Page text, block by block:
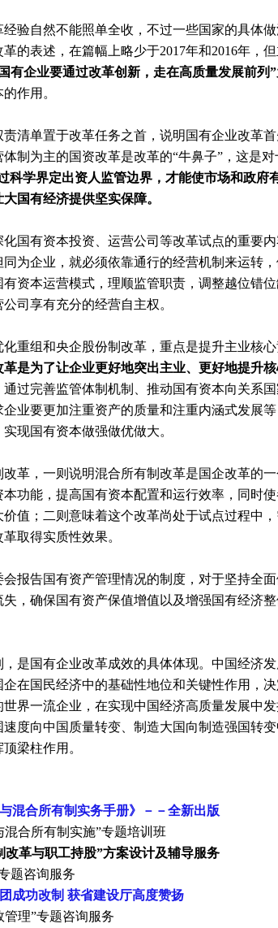
验自然不能照单全收，不过一些国家的具体
的表述，在篇幅上略少于2017年和2016年，
有企业要通过改革创新，走在高质量发展前列
作用。
清单置于改革任务之首，说明国有企业改革
制为主的国资改革是改革的“牛鼻子”，这是
科学界定出资人监管边界，才能使市场和政府
国有经济提供坚实保障。
化国有资本投资 、运营公司等改革试点的重要
为企业，就必须依靠通行的经营机制来运转
资本运营模式，理顺监管职责，调整越位错
司享有充分的经营自主权。
重组和央企股份制改革，重点是提升主业核
革是为了让企业更好地突出主业、更好地提升
通过完善监管体制机制、推动国有资本向关系
业要更加注重资产的质量和注重内涵式发展
现国有资本做强做优做大。
革，一则说明混合所有制改革是国企改革的
功能，提高国有资本配置和运行效率，同时
值；二则意味着这个改革尚处于试点过程中
取得实质性效果。
报告国有资产管理情况的制度，对于坚持全
，确保国有资产保值增值以及增强国有经济
是国有企业改革成效的具体体现。中国经济
在国民经济中的基础性地位和关键性作用，
界一流企业，在实现中国经济高质量发展中
度向中国质量转变、制造大国向制造强国转
梁柱作用。
混合所有制实务手册》－－全新出版
混合所有制实施”专题培训班
改革与职工持股”方案设计及辅导服务
题咨询服务
成功改制 获省建设厅高度赞扬
管理”专题咨询服务